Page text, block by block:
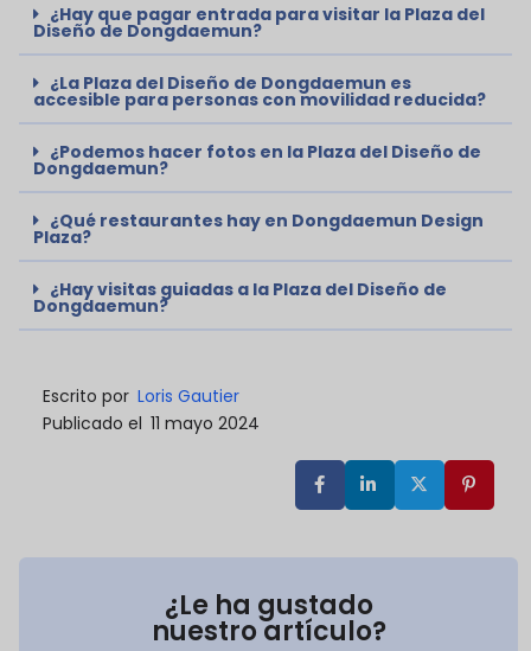
¿Hay que pagar entrada para visitar la Plaza del
Diseño de Dongdaemun?
¿La Plaza del Diseño de Dongdaemun es
accesible para personas con movilidad reducida?
¿Podemos hacer fotos en la Plaza del Diseño de
Dongdaemun?
¿Qué restaurantes hay en Dongdaemun Design
Plaza?
¿Hay visitas guiadas a la Plaza del Diseño de
Dongdaemun?
Escrito por Loris Gautier
Publicado el 11 mayo 2024
¿Le ha gustado
nuestro artículo?